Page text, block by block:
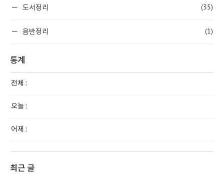
도서정리 (35)
음반정리 (1)
통계
전체 :
오늘 :
어제 :
최근 글